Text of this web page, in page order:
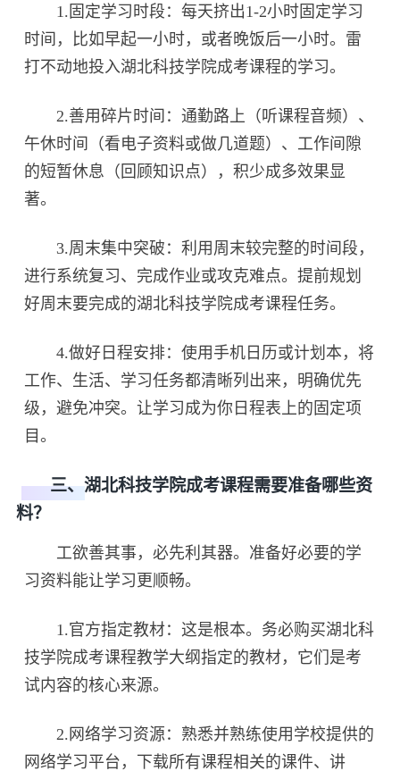
1.固定学习时段：每天挤出1-2小时固定学习
时间，比如早起一小时，或者晚饭后一小时。雷
打不动地投入湖北科技学院成考课程的学习。
2.善用碎片时间：通勤路上（听课程音频）、
午休时间（看电子资料或做几道题）、工作间隙
的短暂休息（回顾知识点），积少成多效果显
著。
3.周末集中突破：利用周末较完整的时间段，
进行系统复习、完成作业或攻克难点。提前规划
好周末要完成的湖北科技学院成考课程任务。
4.做好日程安排：使用手机日历或计划本，将
工作、生活、学习任务都清晰列出来，明确优先
级，避免冲突。让学习成为你日程表上的固定项
目。
三、湖北科技学院成考课程需要准备哪些资
料？
工欲善其事，必先利其器。准备好必要的学
习资料能让学习更顺畅。
1.官方指定教材：这是根本。务必购买湖北科
技学院成考课程教学大纲指定的教材，它们是考
试内容的核心来源。
2.网络学习资源：熟悉并熟练使用学校提供的
网络学习平台，下载所有课程相关的课件、讲